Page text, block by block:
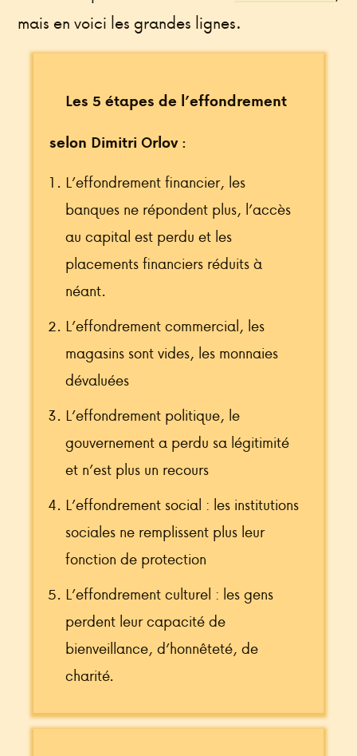
mais en voici les grandes lignes.
Les 5 étapes de l’effondrement
selon Dimitri Orlov :
L’effondrement financier, les
banques ne répondent plus, l’accès
au capital est perdu et les
placements financiers réduits à
néant.
L’effondrement commercial, les
magasins sont vides, les monnaies
dévaluées
L’effondrement politique, le
gouvernement a perdu sa légitimité
et n’est plus un recours
L’effondrement social : les institutions
sociales ne remplissent plus leur
fonction de protection
L’effondrement culturel : les gens
perdent leur capacité de
bienveillance, d’honnêteté, de
charité. ­